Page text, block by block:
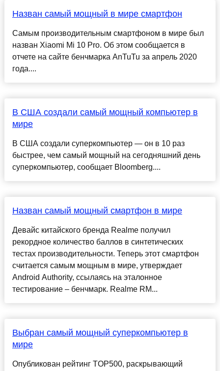
Назван самый мощный в мире смартфон
Самым производительным смартфоном в мире был
назван Xiaomi Mi 10 Pro. Об этом сообщается в
отчете на сайте бенчмарка AnTuTu за апрель 2020
года....
В США создали самый мощный компьютер в
мире
В США создали суперкомпьютер — он в 10 раз
быстрее, чем самый мощный на сегодняшний день
суперкомпьютер, сообщает Bloomberg....
Назван самый мощный смартфон в мире
Девайс китайского бренда Realme получил
рекордное количество баллов в синтетических
тестах производительности. Теперь этот смартфон
считается самым мощным в мире, утверждает
Android Authority, ссылаясь на эталонное
тестирование – бенчмарк. Realme RM...
Выбран самый мощный суперкомпьютер в
мире
Опубликован рейтинг TOP500, раскрывающий